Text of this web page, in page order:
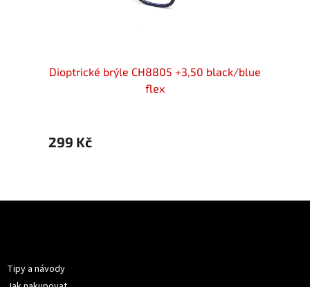
Dioptrické brýle CH8805 +3,50 black/blue
flex
299 Kč
Tipy a návody